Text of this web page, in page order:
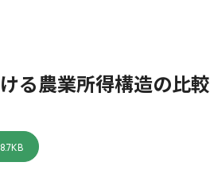
る農業所得構造の比較